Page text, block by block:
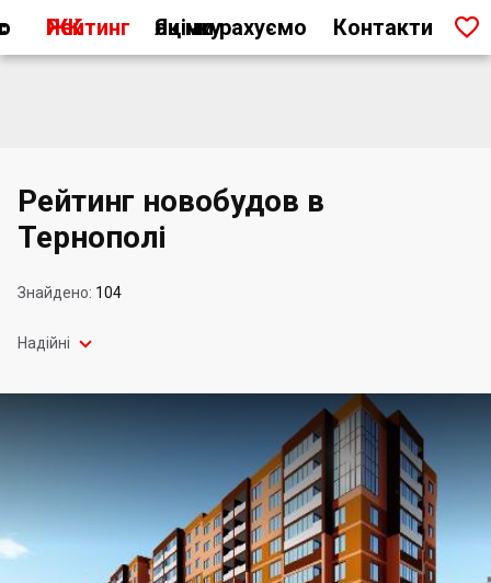
Рейтинг ЖК Як ми рахуємо оцінку Контакти 
Рейтинг новобудов в
Тернополі
Знайдено: 104
Надійні 